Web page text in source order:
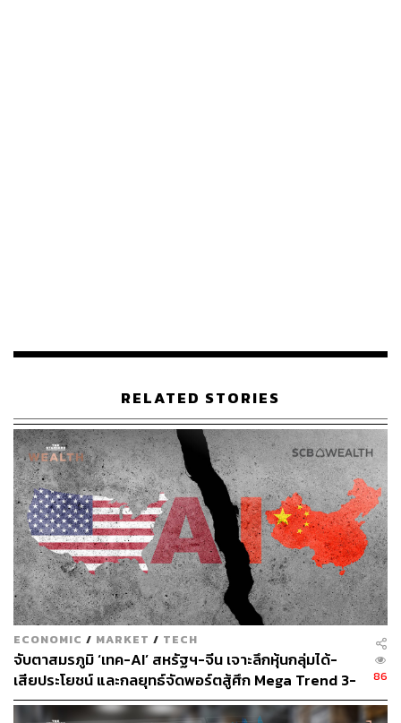
กำพลกล่าวต่อไปว่า การขยับขึ้นของอัตราผลตอบแทน
พันธบัตรระยะยาวแบบค่อยเป็นค่อยไป และผลประกอบการที่
แข็งแกร่งในตลาด DM ยังคงเป็นปัจจัยสนับสนุนหลักสำหรับ
หุ้นในกลุ่ม Quality Growth ตลาดพันธบัตร Priced-in ประเด็น
อัตราเงินเฟ้อในระดับสูงที่น่าจะยืดเยื้อ และการขึ้นดอกเบี้ย
ของธนาคารกลางหลักที่จะเกิดขึ้นเร็วกว่าคาด ทำให้อัตราผล
ตอบแทนพันธบัตรระยะสั้นขยับขึ้นเร็วกว่าพันธบัตรระยะยาว
ในขณะที่ขนาดโครงการด้าน Infrastructure ของ
ประธานาธิบดีโจ ไบเดน น่าจะมีขนาดไม่มากเท่ากับที่เคย
ประกาศไว้ ทำให้การเก็บภาษีรวมถึงปริมาณการออก
พันธบัตรรัฐบาลน่าจะน้อยกว่าที่คาด SCB CIO ยังคงมุมมอง
อัตราผลตอบแทนพันธบัตรสหรัฐฯ 10 ปี ที่ 1.6-1.8% ช่วงสิ้นปี
2021F โดยมีปัจจัยที่ต้องติดตามคือการเจรจาต่อรองเพดาน
หนี้สาธารณะในช่วงต้นธันวาคม ซึ่งเราคาดว่าจะเป็นใน
ลักษณะ Last Minute Deal
RELATED STORIES
ECONOMIC / MARKET / TECH
จับตาสมรภูมิ ‘เทค-AI’ สหรัฐฯ-จีน เจาะลึกหุ้นกลุ่มได้-
เสียประโยชน์ และกลยุทธ์จัดพอร์ตสู้ศึก Mega Trend 3-
5 ปีข้างหน้า
86